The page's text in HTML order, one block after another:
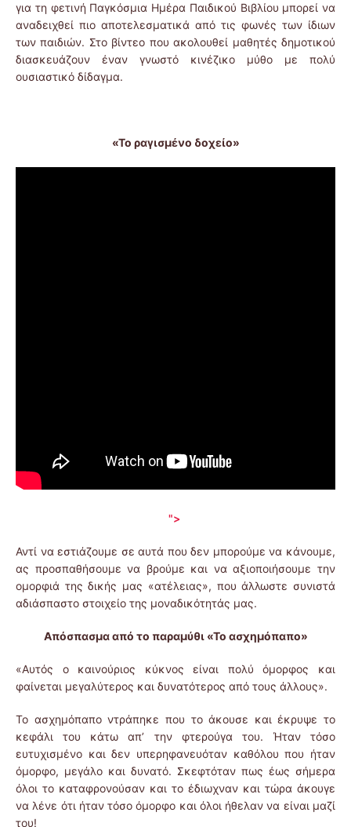
για τη φετινή Παγκόσμια Ημέρα Παιδικού Βιβλίου μπορεί να
αναδειχθεί πιο αποτελεσματικά από τις φωνές των ίδιων
των παιδιών. Στο βίντεο που ακολουθεί μαθητές δημοτικού
διασκευάζουν έναν γνωστό κινέζικο μύθο με πολύ
ουσιαστικό δίδαγμα.
«Το ραγισμένο δοχείο»
">
Αντί να εστιάζουμε σε αυτά που δεν μπορούμε να κάνουμε,
ας προσπαθήσουμε να βρούμε και να αξιοποιήσουμε την
ομορφιά της δικής μας «ατέλειας», που άλλωστε συνιστά
αδιάσπαστο στοιχείο της μοναδικότητάς μας.
Απόσπασμα από το παραμύθι «Το ασχημόπαπο»
«Αυτός ο καινούριος κύκνος είναι πολύ όμορφος και
φαίνεται μεγαλύτερος και δυνατότερος από τους άλλους».
Το ασχημόπαπο ντράπηκε που το άκουσε και έκρυψε το
κεφάλι του κάτω απ’ την φτερούγα του. Ήταν τόσο
ευτυχισμένο και δεν υπερηφανευόταν καθόλου που ήταν
όμορφο, μεγάλο και δυνατό. Σκεφτόταν πως έως σήμερα
όλοι το καταφρονούσαν και το έδιωχναν και τώρα άκουγε
να λένε ότι ήταν τόσο όμορφο και όλοι ήθελαν να είναι μαζί
του!